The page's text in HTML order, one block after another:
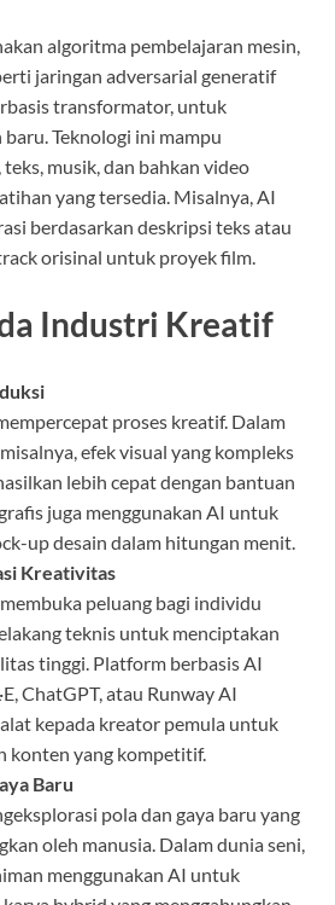
algoritma pembelajaran mesin,
jaringan adversarial generatif
transformator, untuk
Teknologi ini mampu
musik, dan bahkan video
yang tersedia. Misalnya, AI
berdasarkan deskripsi teks atau
orisinal untuk proyek film.
Industri Kreatif
proses kreatif. Dalam
efek visual yang kompleks
lebih cepat dengan bantuan
juga menggunakan AI untuk
up desain dalam hitungan menit.
Kreativitas
peluang bagi individu
teknis untuk menciptakan
tinggi. Platform berbasis AI
ChatGPT, atau Runway AI
kepada kreator pemula untuk
konten yang kompetitif.
Baru
pola dan gaya baru yang
oleh manusia. Dalam dunia seni,
menggunakan AI untuk